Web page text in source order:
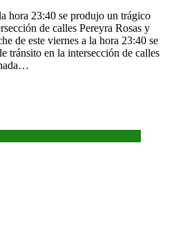
hora 23:40 se produjo un trágico
de calles Pereyra Rosas y
de este viernes a la hora 23:40 se
tránsito en la intersección de calles